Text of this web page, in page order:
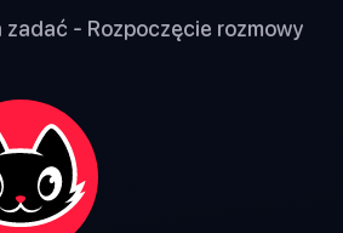
- Rozpoczęcie rozmowy